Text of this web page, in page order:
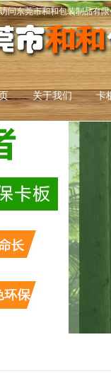
问东莞市和和包装制品有
关于我们 卡